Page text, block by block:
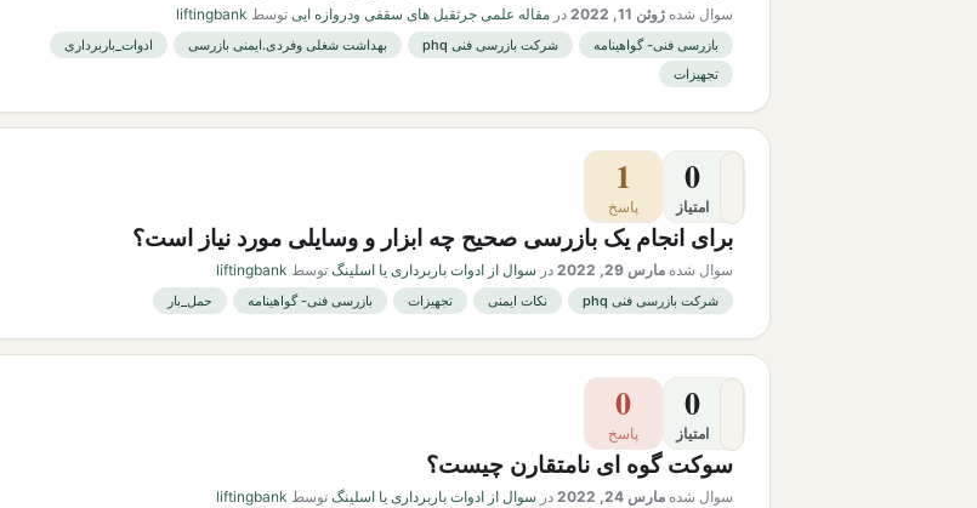
سوال شده ژوئن 11, 2022 در مقاله علمی جرثقیل های سقفی ودروازه ایی توسط liftingbank
بازرسی فنی- گواهینامه شرکت بازرسی فنی phq بهداشت شغلی وفردی.ایمنی بازرسی
ادوات_باربرداری
تجهیزات
0
امتیاز
1
پاسخ
برای انجام یک بازرسی صحیح چه ابزار و وسایلی مورد نیاز است؟
سوال شده مارس 29, 2022 در سوال از ادوات باربرداری یا اسلینگ توسط liftingbank
شرکت بازرسی فنی phq نکات ایمنی تجهیزات بازرسی فنی- گواهینامه حمل_بار
0
امتیاز
0
پاسخ
سوکت گوه ای نامتقارن چیست؟
سوال شده مارس 24, 2022 در سوال از ادوات باربرداری یا اسلینگ توسط liftingbank